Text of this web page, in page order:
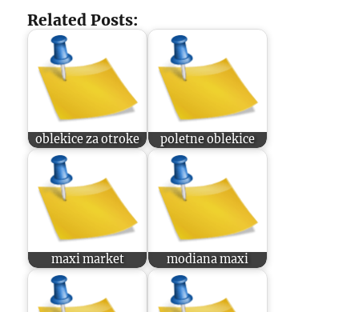
Related Posts:
oblekice za otroke poletne oblekice
maxi market modiana maxi